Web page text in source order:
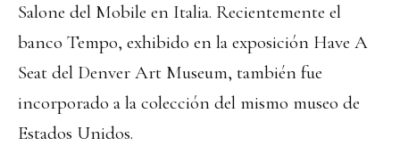
Salone del Mobile en Italia. Recientemente el
banco Tempo, exhibido en la exposición Have A
Seat del Denver Art Museum, también fue
incorporado a la colección del mismo museo de
Estados Unidos.